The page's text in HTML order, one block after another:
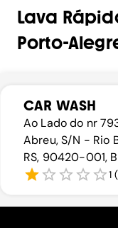
Lava
Porto-
CAR WASH
Ao Lado do nr
Abreu, S/N - Rio
RS, 90420-001,
1 (